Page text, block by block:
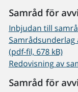
Samråd för
Inbjudan till
Samrådsunderlag
(pdf-fil, 678 kB)
Redovisning av
Samråd för